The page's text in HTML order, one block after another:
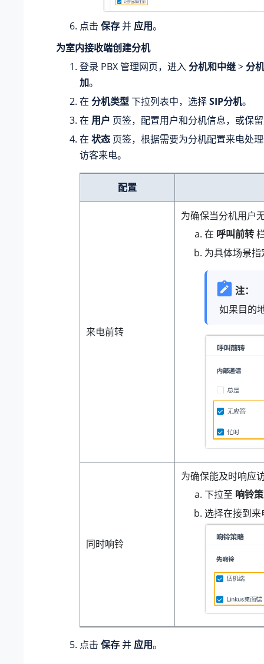
点击 保存并 应用。
为室内接收端创建分机
登录 PBX 管理网页，进入分机和中继>分机
加。
在 分机类型下拉列表中，选择SIP分机。
在 用户 页签，配置用户和分机信息，或保
在 状态 页签，根据需要为分机配置来电处
访客来电。
配置
来电前转
为确保当分机用户
在 呼叫前转
为具体场景
注：
如果目的
同时响铃
为确保能及时响应
下拉至 响铃
选择在接到
点击 保存并 应用。